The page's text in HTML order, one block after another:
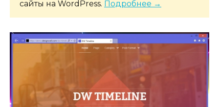
сайты на WordPress. Подробнее →